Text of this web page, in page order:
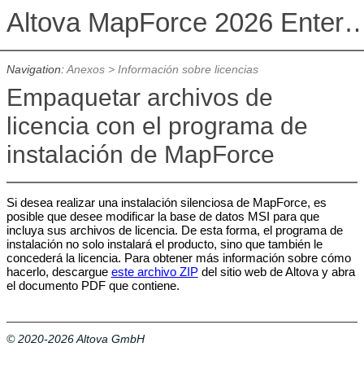
Altova MapForce 2026
Navigation:Anexos> Información sobre licencias
Empaquetar archivos de
licencia con el programa de
instalación de MapForce
Si desea realizar una instalación silenciosa de MapForce, es
posible que desee modificar la base de datos MSI para que
incluya sus archivos de licencia. De esta forma, el programa de
instalación no solo instalará el producto, sino que también le
concederá la licencia. Para obtener más información sobre cómo
hacerlo, descargue este archivo ZIPdel sitio web de Altova y abra
el documento PDF que contiene.
© 2020-2026 Altova GmbH